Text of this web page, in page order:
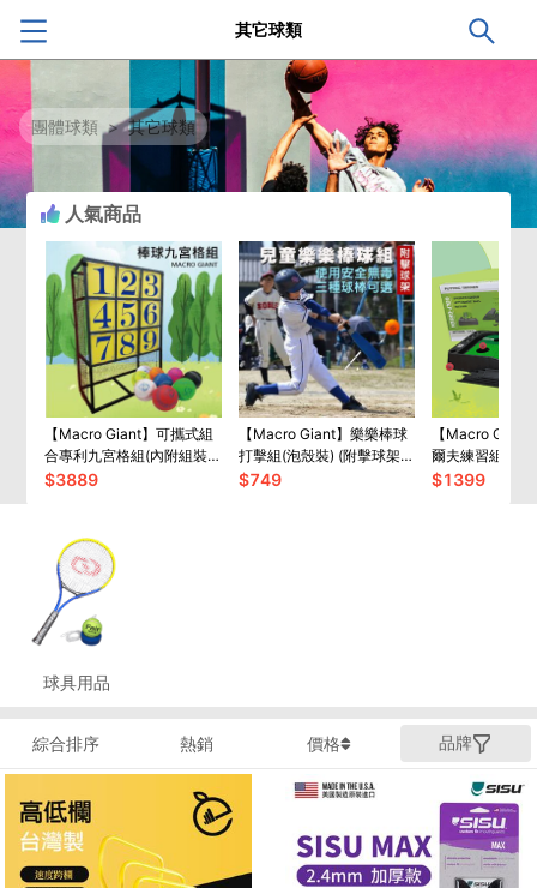
其它球類
團體球類 > 其它球類
人氣商品
【Macro Giant】可攜式組
合專利九宮格組(內附組裝
影片)
$3889
【Macro Giant】樂樂棒球
打擊組(泡殼裝) (附擊球架)
(三款球棒可選)
$749
【Macro Giant
爾夫練習組 (不
$1399
球具用品
綜合排序 熱銷 價格 品牌